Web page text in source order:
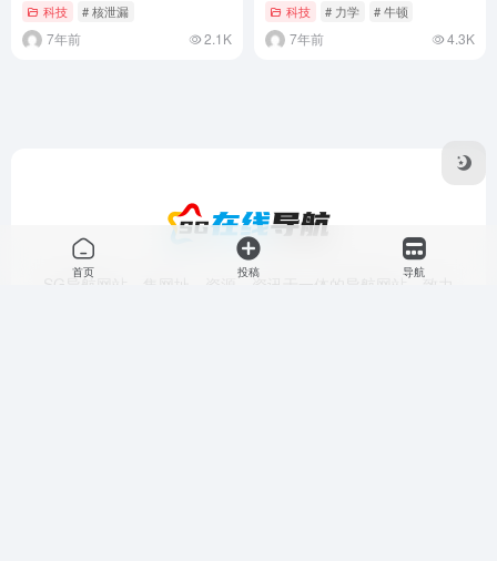
科技 # 核泄漏
7年前 2.1K
科技 # 力学 # 牛顿
7年前 4.3K
SG导航网站，集网址、资源、资讯于一体的导航网站，致力
首页 投稿 导航